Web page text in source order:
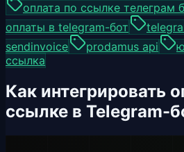
оплата по ссылке телеграм
оплаты в telegram-бот
sendinvoice
prodamus api
ссылка
Как интегрировать
ссылке в Telegram-